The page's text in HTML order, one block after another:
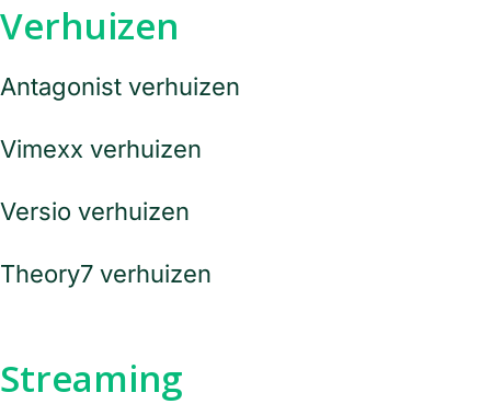
Verhuizen
Antagonist verhuizen
Vimexx verhuizen
Versio verhuizen
Theory7 verhuizen
Streaming